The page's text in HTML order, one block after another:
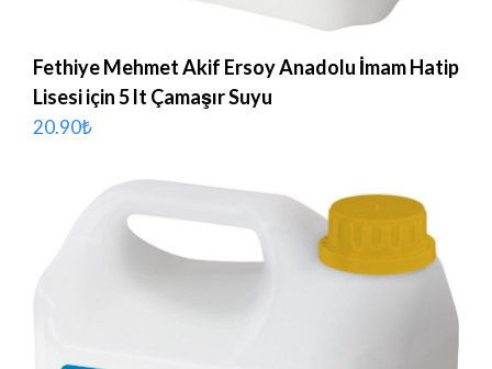
Fethiye Mehmet Akif Ersoy Anadolu İmam Hatip
Lisesi için 5 lt Çamaşır Suyu
20.90₺